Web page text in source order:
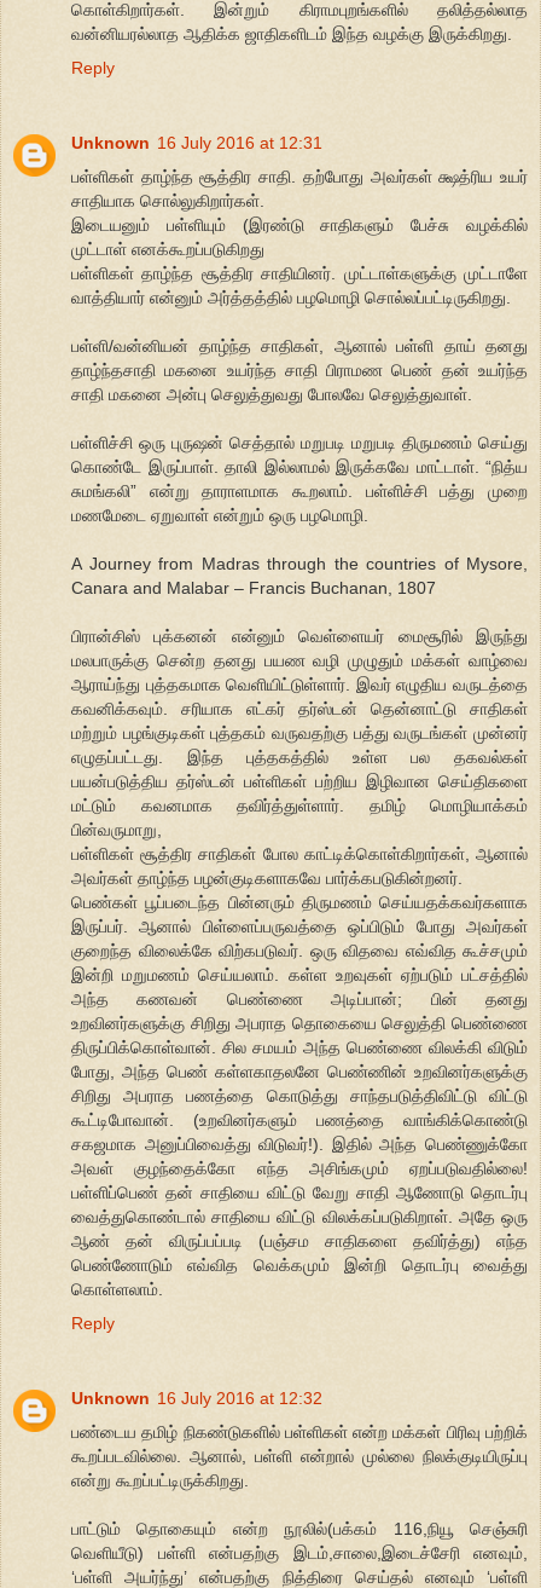
கொள்கிறார்கள். இன்றும் கிராமபுறங்களில் தலித்தல்லாத
வன்னியரல்லாத ஆதிக்க ஜாதிகளிடம் இந்த வழக்கு இருக்கிறது.
Reply
Unknown 16 July 2016 at 12:31
பள்ளிகள் தாழ்ந்த சூத்திர சாதி. தற்போது அவர்கள் க்ஷத்ரிய உயர்
சாதியாக சொல்லுகிறார்கள்.
இடையனும் பள்ளியும் (இரண்டு சாதிகளும் பேச்சு வழக்கில்
முட்டாள் எனக்கூறப்படுகிறது
பள்ளிகள் தாழ்ந்த சூத்திர சாதியினர். முட்டாள்களுக்கு முட்டாளே
வாத்தியார் என்னும் அர்த்தத்தில் பழமொழி சொல்லப்பட்டிருகிறது.
பள்ளி/வன்னியன் தாழ்ந்த சாதிகள், ஆனால் பள்ளி தாய் தனது
தாழ்ந்தசாதி மகனை உயர்ந்த சாதி பிராமண பெண் தன் உயர்ந்த
சாதி மகனை அன்பு செலுத்துவது போலவே செலுத்துவாள்.
பள்ளிச்சி ஒரு புருஷன் செத்தால் மறுபடி மறுபடி திருமணம் செய்து
கொண்டே இருப்பாள். தாலி இல்லாமல் இருக்கவே மாட்டாள். “நித்ய
சுமங்கலி” என்று தாராளமாக கூறலாம். பள்ளிச்சி பத்து முறை
மணமேடை ஏறுவாள் என்றும் ஒரு பழமொழி.
A Journey from Madras through the countries of Mysore,
Canara and Malabar – Francis Buchanan, 1807
பிரான்சிஸ் புக்கனன் என்னும் வெள்ளையர் மைசூரில் இருந்து
மலபாருக்கு சென்ற தனது பயண வழி முழுதும் மக்கள் வாழ்வை
ஆராய்ந்து புத்தகமாக வெளியிட்டுள்ளார். இவர் எழுதிய வருடத்தை
கவனிக்கவும். சரியாக எட்கர் தர்ஸ்டன் தென்னாட்டு சாதிகள்
மற்றும் பழங்குடிகள் புத்தகம் வருவதற்கு பத்து வருடங்கள் முன்னர்
எழுதப்பட்டது. இந்த புத்தகத்தில் உள்ள பல தகவல்கள்
பயன்படுத்திய தர்ஸ்டன் பள்ளிகள் பற்றிய இழிவான செய்திகளை
மட்டும் கவனமாக தவிர்த்துள்ளார். தமிழ் மொழியாக்கம்
பின்வருமாறு,
பள்ளிகள் சூத்திர சாதிகள் போல காட்டிக்கொள்கிறார்கள், ஆனால்
அவர்கள் தாழ்ந்த பழன்குடிகளாகவே பார்க்கபடுகின்றனர்.
பெண்கள் பூப்படைந்த பின்னரும் திருமணம் செய்யதக்கவர்களாக
இருப்பர். ஆனால் பிள்ளைப்பருவத்தை ஒப்பிடும் போது அவர்கள்
குறைந்த விலைக்கே விற்கபடுவர். ஒரு விதவை எவ்வித கூச்சமும்
இன்றி மறுமணம் செய்யலாம். கள்ள உறவுகள் ஏற்படும் பட்சத்தில்
அந்த கணவன் பெண்ணை அடிப்பான்; பின் தனது
உறவினர்களுக்கு சிறிது அபராத தொகையை செலுத்தி பெண்ணை
திருப்பிக்கொள்வான். சில சமயம் அந்த பெண்ணை விலக்கி விடும்
போது, அந்த பெண் கள்ளகாதலனே பெண்ணின் உறவினர்களுக்கு
சிறிது அபராத பணத்தை கொடுத்து சாந்தபடுத்திவிட்டு விட்டு
கூட்டிபோவான். (உறவினர்களும் பணத்தை வாங்கிக்கொண்டு
சகஜமாக அனுப்பிவைத்து விடுவர்!). இதில் அந்த பெண்ணுக்கோ
அவள் குழந்தைக்கோ எந்த அசிங்கமும் ஏறப்படுவதில்லை!
பள்ளிப்பெண் தன் சாதியை விட்டு வேறு சாதி ஆணோடு தொடர்பு
வைத்துகொண்டால் சாதியை விட்டு விலக்கப்படுகிறாள். அதே ஒரு
ஆண் தன் விருப்பப்படி (பஞ்சம சாதிகளை தவிர்த்து) எந்த
பெண்ணோடும் எவ்வித வெக்கமும் இன்றி தொடர்பு வைத்து
கொள்ளலாம்.
Reply
Unknown 16 July 2016 at 12:32
பண்டைய தமிழ் நிகண்டுகளில் பள்ளிகள் என்ற மக்கள் பிரிவு பற்றிக்
கூறப்படவில்லை. ஆனால், பள்ளி என்றால் முல்லை நிலக்குடியிருப்பு
என்று கூறப்பட்டிருக்கிறது.
பாட்டும் தொகையும் என்ற நூலில்(பக்கம் 116,நியூ செஞ்சுரி
வெளியீடு) பள்ளி என்பதற்கு இடம்,சாலை,இடைச்சேரி எனவும்,
‘பள்ளி அயர்ந்து’ என்பதற்கு நித்திரை செய்தல் எனவும் ‘பள்ளி